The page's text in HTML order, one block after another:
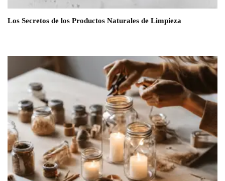
Los Secretos de los Productos Naturales de Limpieza